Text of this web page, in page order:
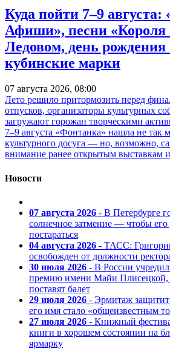
Куда пойти 7–9
Афиши», песни
Ледовом, день
кубинские марки
07 августа 2026, 08:00
Лето решило притормозить перед
отпусков, организаторы культурных
загружают горожан творческими
7–9 августа «Фонтанка» нашла не так
культурного досуга — но, возможно,
внимание ранее открытым выставкам
Новости
07 августа 2026 - В Петербурге
солнечное затмение — чтобы
постараться
04 августа 2026 - ТАСС:
освобожден от должности
30 июля 2026 - В России
премию имени Майи Плисецкой,
поставят балет
29 июля 2026 - Эрмитаж
его имя стало «общеизвестным
27 июля 2026 - Книжный
книги в хорошем состоянии на
ярмарку